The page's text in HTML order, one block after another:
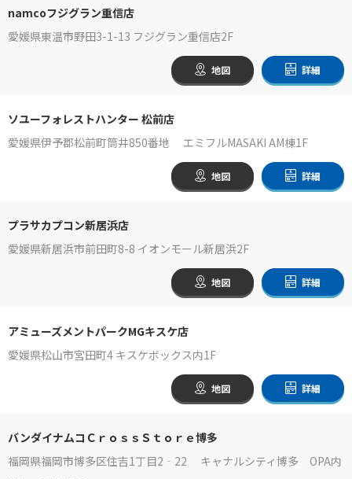
namcoフジグラン重信店
愛媛県東温市野田3-1-13 フジグラン重信店2F
地図 詳細
ソユーフォレストハンター 松前店
愛媛県伊予郡松前町筒井850番地 エミフルMASAKI AM棟1F
地図 詳細
プラサカプコン新居浜店
愛媛県新居浜市前田町8-8 イオンモール新居浜2F
地図 詳細
アミューズメントパークMGキスケ店
愛媛県松山市宮田町4 キスケボックス内1F
地図 詳細
バンダイナムコＣｒｏｓｓＳｔｏｒｅ博多
福岡県福岡市博多区住吉1丁目2‐22 キャナルシティ博多 OPA内